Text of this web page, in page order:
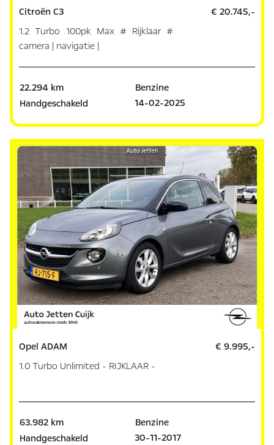
Citroën C3
1.2 Turbo 100pk Max # Rijklaar #
camera | navigatie |
€ 20.745,-
22.294 km
Benzine
Handgeschakeld
14-02-2025
Opel ADAM
1.0 Turbo Unlimited - RIJKLAAR -
€ 9.995,-
63.982 km
Benzine
Handgeschakeld
30-11-2017